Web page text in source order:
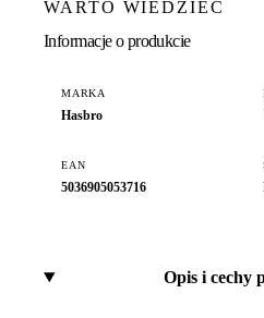
WARTO WIEDZIEĆ
Informacje o produkcie
MARKA
Hasbro
EAN
5036905053716
Opis i cechy